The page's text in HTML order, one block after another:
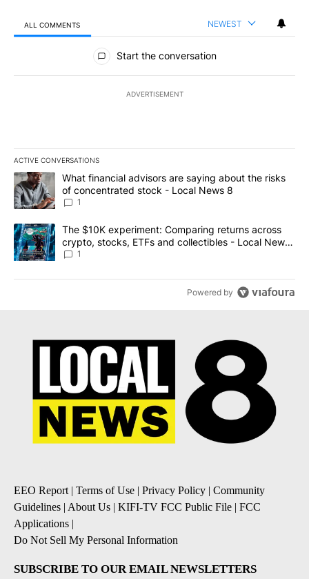
ALL COMMENTS NEWEST
All Comments
Start the conversation
ADVERTISEMENT
ACTIVE CONVERSATIONS
The following is a list of the most commented articles in the last
A trending article titled "What financial advisors are saying
What financial advisors are saying about the risks
of concentrated stock - Local News 8
1
A trending article titled "The $10K experiment: Comparing
The $10K experiment: Comparing returns across
crypto, stocks, ETFs and collectibles - Local News
8
1
Powered by
EEO Report| Terms of Use | Privacy Policy | Community
Guidelines | About Us | KIFI-TV FCC Public File | FCC
Applications |
Do Not Sell My Personal Information
SUBSCRIBE TO OUR EMAIL NEWSLETTERS